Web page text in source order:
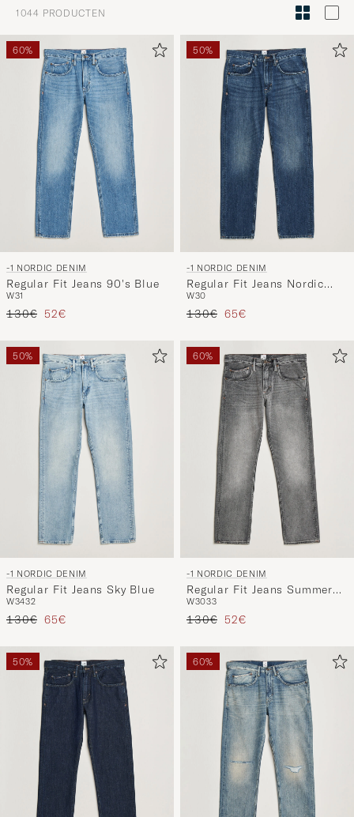
Stijladvies
Mijn
Stijl
te
activeren
en
ervaar
een
voor
jou
selectie.
1044 PRODUCTEN
60%
-1 NORDIC DENIM
Regular Fit Jeans 90's Blue
W31
Reguliere prijs
130€ Verlaagd prijs
52€
50%
-1 NORDIC DENIM
Regular Fit Jeans Nordic
Worn In
W30
Reguliere prijs
130€ Verlaagd prijs
65€
50%
-1 NORDIC DENIM
Regular Fit Jeans Sky Blue
W3432
Reguliere prijs
130€ Verlaagd prijs
65€
60%
-1 NORDIC DENIM
Regular Fit Jeans Summer
Grey
W3033
Reguliere prijs
130€ Verlaagd prijs
52€
50% 60%